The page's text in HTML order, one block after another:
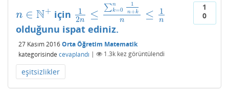
1
0
n ∈ N+
n∈N+ için
1
2n ≤
∑n
k=0
1
n+k
n ≤ 1
n
12n ≤∑ k=0n1n+k n≤1 n
olduğunu ispat ediniz.
27 Kasım 2016Orta Öğretim Matematik
kategorisinde cevaplandı | 1.3k kez görüntülendi
eşitsizlikler